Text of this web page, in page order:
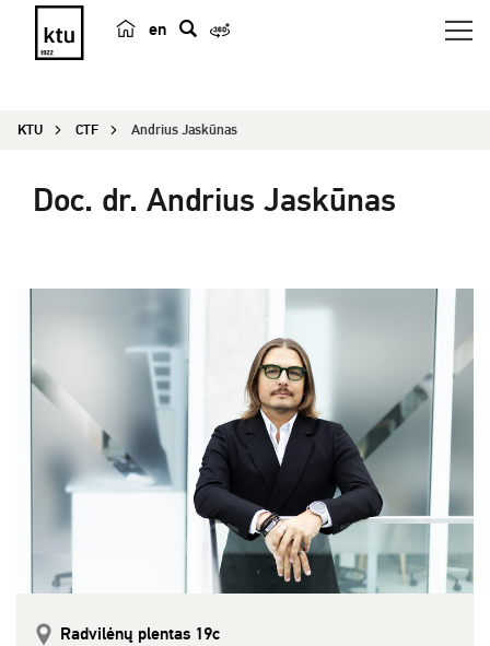
en
e
a
KTU CTF Andrius Jaskūnas
Doc. dr. Andrius Jaskūnas
Radvilėnų plentas 19c